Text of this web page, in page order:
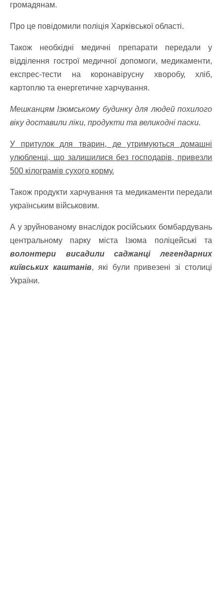
громадянам.
Про це повідомили поліція Харківської області.
Також необхідні медичні препарати передали у
відділення гострої медичної допомоги, медикаменти,
експрес-тести на коронавірусну хворобу, хліб,
картоплю та енергетичне харчування.
Мешканцям Ізюмському будинку для людей похилого
віку доставили ліки, продукти та великодні паски.
У притулок для тварин, де утримуються домашні
улюбленці, що залишилися без господарів, привезли
500 кілограмів сухого корму.
Також продукти харчування та медикаменти передали
українським військовим.
А у зруйнованому внаслідок російських бомбардувань
центральному парку міста Ізюма поліцейські та
волонтери висадили саджанці легендарних
київських каштанів, які були привезені зі столиці
України.